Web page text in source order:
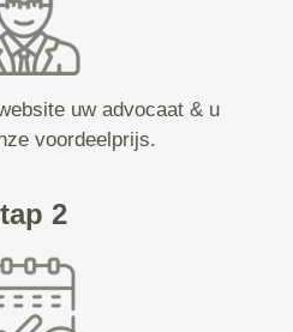
uw advocaat & u
voordeelprijs.
2